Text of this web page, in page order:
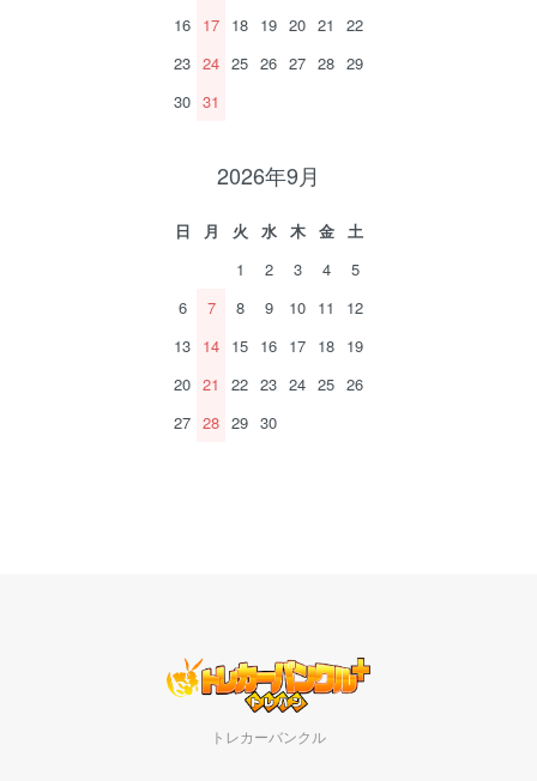
16 17 18 19 20 21
22
23 24 25 26 27 28 29
30 31
2026年9月
日 月 火 水 木 金
土
1
2 3 4
5
6
7 8 9 10 11
12
13 14 15 16 17 18 19
20 21 22 23 24 25 26
27 28 29 30
トレカーバンクル